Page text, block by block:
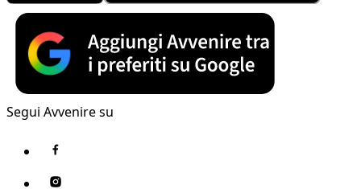
Segui Avvenire su